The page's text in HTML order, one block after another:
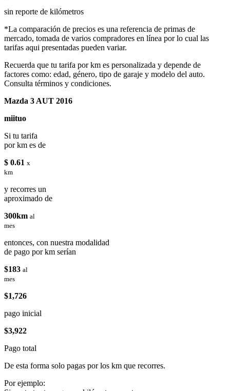
sin reporte de kilómetros
*La comparación de precios es una referencia de primas de
mercado, tomada de varios compradores en línea por lo cual las
tarifas aqui presentadas pueden variar.
Recuerda que tu tarifa por km es personalizada y depende de
factores como: edad, género, tipo de garaje y modelo del auto.
Consulta términos y condiciones.
Mazda 3 AUT 2016
miituo
Si tu tarifa
por km es de
$ 0.61 x
km
y recorres un
aproximado de
300km al
mes
entonces, con nuestra modalidad
de pago por km serían
$183 al
mes
$1,726
pago inicial
$3,922
Pago total
De esta forma solo pagas por los km que recorres.
Por ejemplo: